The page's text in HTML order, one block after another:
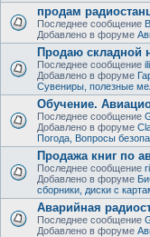
продам
Последнее сообщение
Добавлено в форуме
Продаю складной
Последнее сообщение
Добавлено в форуме
Сувениры, полезные
Обучение.
Последнее сообщение
Добавлено в форуме
Погода, Вопросы
Продажа книг по
Последнее сообщение
Добавлено в форуме
сборники, диски с
Аварийная
Последнее сообщение
Добавлено в форуме